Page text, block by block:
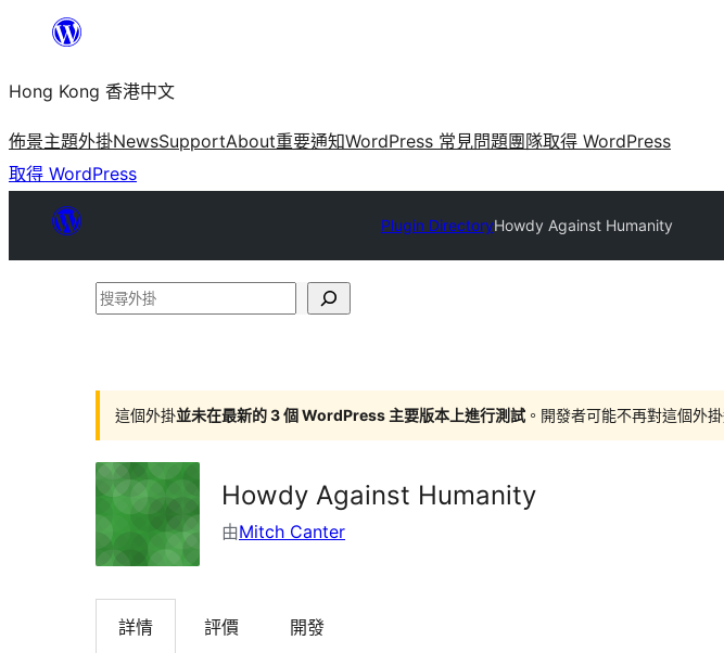
主
要
內
容
Hong Kong 香港中文
佈景主題外掛NewsSupportAbout重要通知WordPress 常見問題團隊取得 WordPress
取得 WordPress
Plugin DirectoryHowdy Against Humanity
搜
掛
這個外掛並未在最新的 3 個 WordPress 主要版本上進行測試 。開發者可能不再對這個外
Howdy Against Humanity
由Mitch Canter
詳情 評價 開發